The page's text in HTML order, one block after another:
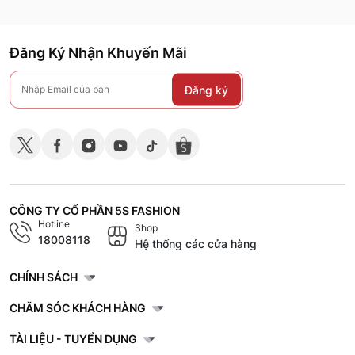
Đăng Ký Nhận Khuyến Mãi
Đăng ký
CÔNG TY CỔ PHẦN 5S FASHION
Hotline
18008118
Shop
Hệ thống các cửa hàng
CHÍNH SÁCH
CHĂM SÓC KHÁCH HÀNG
TÀI LIỆU - TUYỂN DỤNG